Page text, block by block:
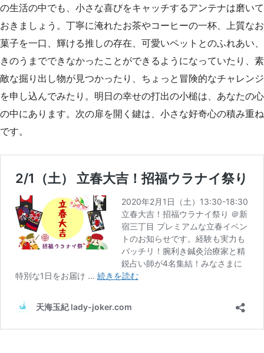
の生活の中でも、小さな喜びをキャッチするアンテナは磨いて
おきましょう。丁寧に淹れたお茶やコーヒーの一杯、上質なお
菓子を一口、輝ける推しの存在、可愛いペットとのふれあい、
きのうまでできなかったことができるようになっていたり、素
敵な掘り出し物が見つかったり、ちょっと冒険的なチャレンジ
を申し込んでみたり。明日の幸せの打出の小槌は、あなたの心
の中にあります。次の扉を開く鍵は、小さな好奇心の積み重ね
です。